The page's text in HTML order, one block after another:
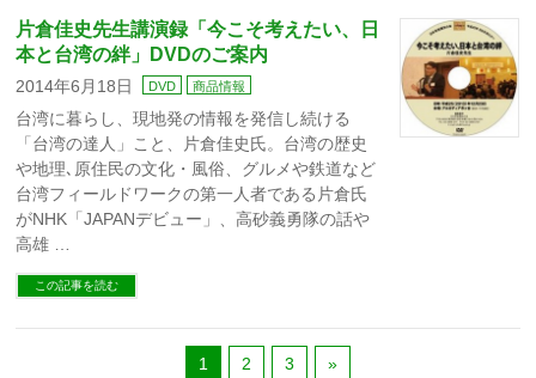
片倉佳史先生講演録「今こそ考えたい、日
本と台湾の絆」DVDのご案内
2014年6月18日 DVD 商品情報
台湾に暮らし、現地発の情報を発信し続ける
「台湾の達人」こと、片倉佳史氏。台湾の歴史
や地理､原住民の文化・風俗、グルメや鉄道など
台湾フィールドワークの第一人者である片倉氏
がNHK「JAPANデビュー」、高砂義勇隊の話や
高雄 …
この記事を読む
1 2 3 »